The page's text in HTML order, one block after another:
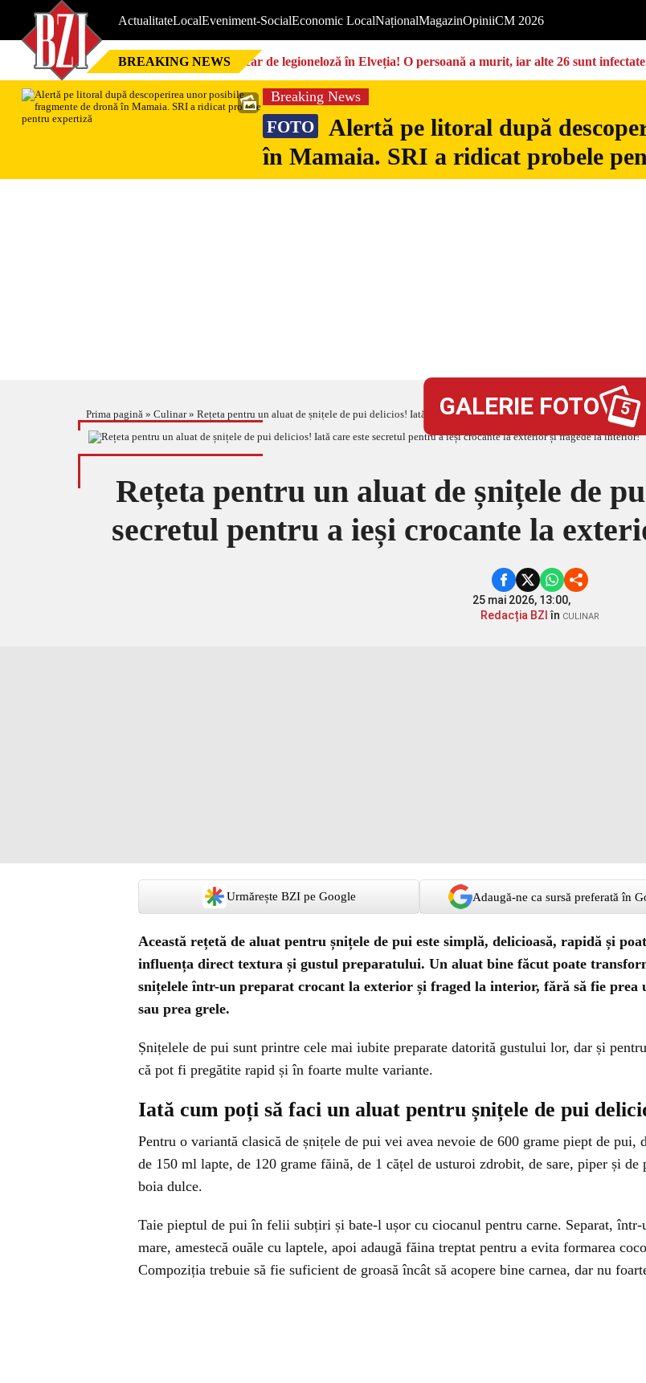
ActualitateLocalEveniment-SocialEconomic LocalNaționalMagazinOpiniiCM 2026
BREAKING NEWS Focar de legioneloză în Elveția! O persoană a murit, iar alte 26 sunt
Breaking News
FOTO
Alertă pe litoral după
în Mamaia. SRI a ridicat probele
Prima pagină » Culinar» Rețeta pentru un aluat de șnițele de pui delicios! Iată care este secretul pentru a ieși crocante la
GALERIE FOTO 5
Rețeta pentru un aluat de șnițele de
secretul pentru a ieși crocante la
25 mai 2026, 13:00,
Redacția BZI în CULINAR
Urmărește BZI pe Google Adaugă-ne ca sursă preferată în
Această rețetă de aluat pentru șnițele de pui este simplă, delicioasă, rapidă și
influența direct textura și gustul preparatului. Un aluat bine făcut poate
snițelele într-un preparat crocant la exterior și fraged la interior, fără să fie prea
sau prea grele.
Șnițelele de pui sunt printre cele mai iubite preparate datorită gustului lor, dar și
că pot fi pregătite rapid și în foarte multe variante.
Iată cum poți să faci un aluat pentru șnițele de pui
Pentru o variantă clasică de șnițele de pui vei avea nevoie de 600 grame piept de pui,
de 150 ml lapte, de 120 grame făină, de 1 cățel de usturoi zdrobit, de sare, piper și de
boia dulce.
Taie pieptul de pui în felii subțiri și bate-l ușor cu ciocanul pentru carne. Separat, într-
mare, amestecă ouăle cu laptele, apoi adaugă făina treptat pentru a evita formarea
Compoziția trebuie să fie suficient de groasă încât să acopere bine carnea, dar nu